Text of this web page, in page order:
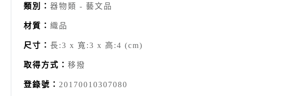
類別： 器物類 - 藝文品
材質： 織品
尺寸： 長:3 x 寬:3 x 高:4 (cm)
取得方式： 移撥
登錄號： 20170010307080